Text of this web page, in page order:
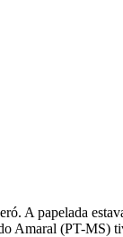
A papelada
Amaral (PT-MS)